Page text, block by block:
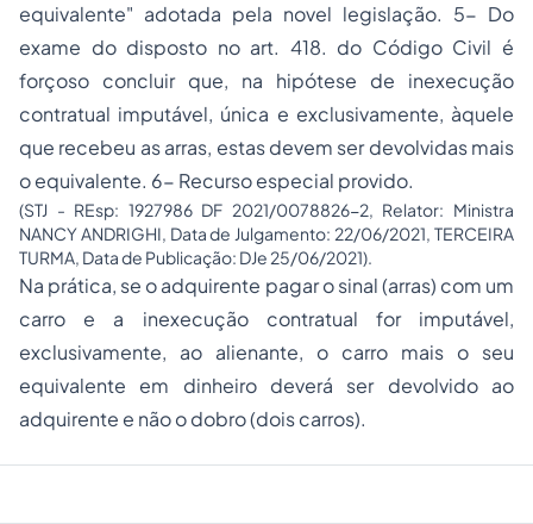
equivalente" adotada pela novel legislação. 5- Do
exame do disposto no art. 418. do Código Civil é
forçoso concluir que, na hipótese de inexecução
contratual imputável, única e exclusivamente, àquele
que recebeu as arras, estas devem ser devolvidas mais
o equivalente. 6- Recurso especial provido.
(STJ - REsp: 1927986 DF 2021/0078826-2, Relator: Ministra
NANCY ANDRIGHI, Data de Julgamento: 22/06/2021, TERCEIRA
TURMA, Data de Publicação: DJe 25/06/2021).
Na prática, se o adquirente pagar o sinal (arras) com um
carro e a inexecução contratual for imputável,
exclusivamente, ao alienante, o carro mais o seu
equivalente em dinheiro deverá ser devolvido ao
adquirente e não o dobro (dois carros).